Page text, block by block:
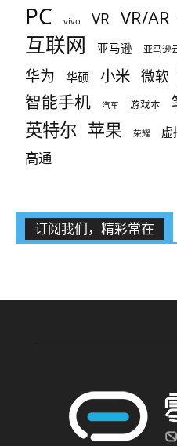
PC vivo VR VR/AR
互联网 亚马逊 亚马逊
华为 华硕 小米 微软
智能手机 汽车 游戏本
英特尔 苹果 荣耀 虚
高通
订阅我们，精彩常在